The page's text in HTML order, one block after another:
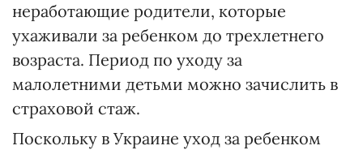
неработающие родители, которые
ухаживали за ребенком до трехлетнего
возраста. Период по уходу за
малолетними детьми можно зачислить в
страховой стаж.
Поскольку в Украине уход за ребенком